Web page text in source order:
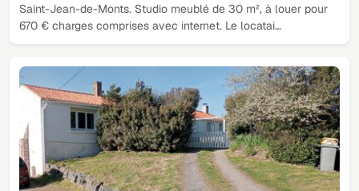
Saint-Jean-de-Monts. Studio meublé de 30 m², à louer pour
670 € charges comprises avec internet. Le locatai…